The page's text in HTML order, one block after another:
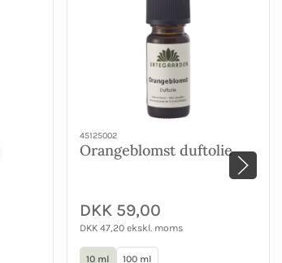
45125002
Orangeblomst duftolie
DKK 59,00
DKK 47,20 ekskl. moms
10 ml 100 ml